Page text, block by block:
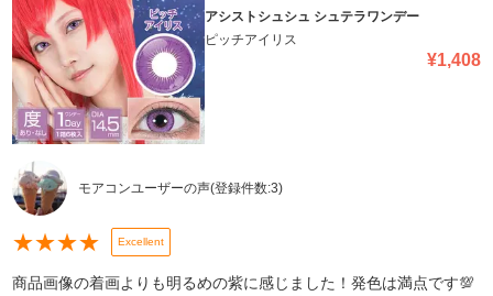
アシストシュシュ シュテラワンデー
ピッチアイリス
¥1,408
モアコンユーザーの声(登録件数:3)
★★★★ Excellent
商品画像の着画よりも明るめの紫に感じました！発色は満点です💯